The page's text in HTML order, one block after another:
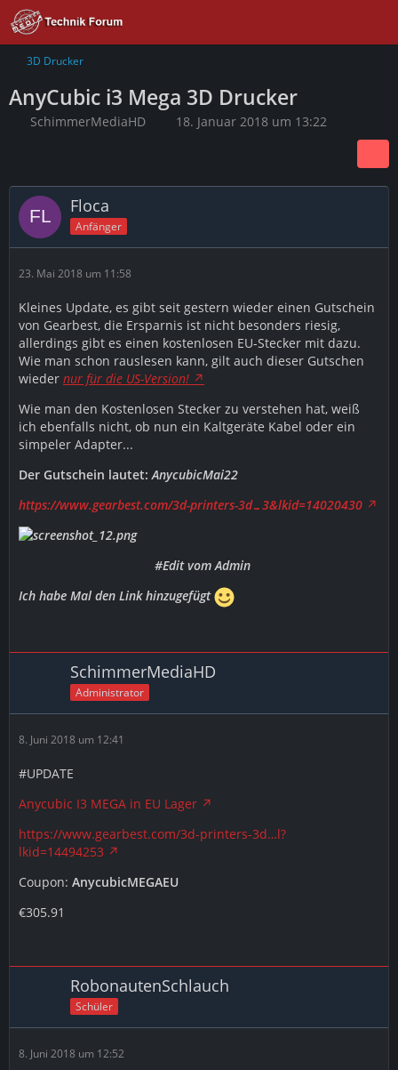
3D Drucker
AnyCubic i3 Mega 3D Drucker
SchimmerMediaHD 18. Januar 2018 um 13:22
Floca
Anfänger
23. Mai 2018 um 11:58
Kleines Update, es gibt seit gestern wieder einen Gutschein
von Gearbest, die Ersparnis ist nicht besonders riesig,
allerdings gibt es einen kostenlosen EU-Stecker mit dazu.
Wie man schon rauslesen kann, gilt auch dieser Gutschen
wieder nur für die US-Version!
Wie man den Kostenlosen Stecker zu verstehen hat, weiß
ich ebenfalls nicht, ob nun ein Kaltgeräte Kabel oder ein
simpeler Adapter...
Der Gutschein lautet:AnycubicMai22
https://www.gearbest.com/3d-printers-3d…3&lkid=14020430
#Edit vom Admin
Ich habe Mal den Link hinzugefügt
SchimmerMediaHD
Administrator
8. Juni 2018 um 12:41
#UPDATE
Anycubic I3 MEGA in EU Lager
https://www.gearbest.com/3d-printers-3d…l?
lkid=14494253
Coupon: AnycubicMEGAEU
€305.91
RobonautenSchlauch
Schüler
8. Juni 2018 um 12:52